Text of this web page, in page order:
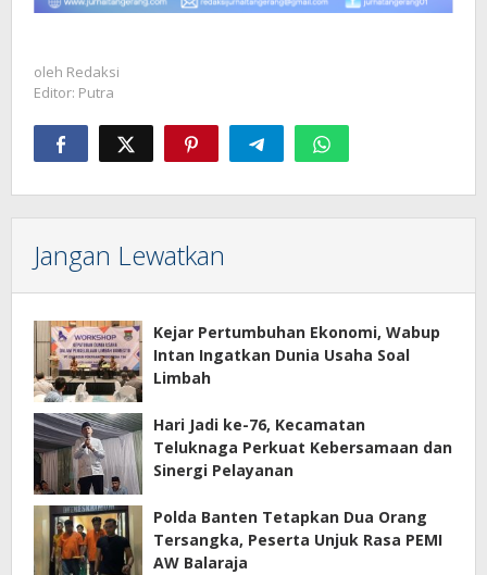
oleh Redaksi
Editor: Putra
Jangan Lewatkan
Kejar Pertumbuhan Ekonomi, Wabup
Intan Ingatkan Dunia Usaha Soal
Limbah
Hari Jadi ke-76, Kecamatan
Teluknaga Perkuat Kebersamaan dan
Sinergi Pelayanan
Polda Banten Tetapkan Dua Orang
Tersangka, Peserta Unjuk Rasa PEMI
AW Balaraja